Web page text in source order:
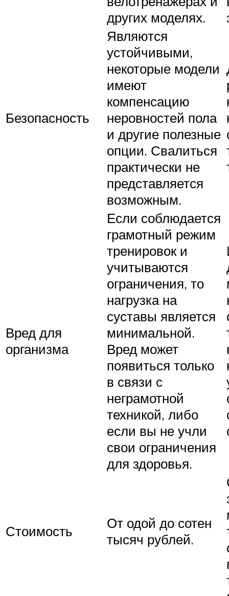
других моделях.
Безопасность
Являются
устойчивыми,
некоторые модели
имеют
компенсацию
неровностей пола
и другие полезные
опции. Свалиться
практически не
представляется
возможным.
Вред для
организма
Если соблюдается
грамотный режим
тренировок и
учитываются
ограничения, то
нагрузка на
суставы является
минимальной.
Вред может
появиться только
в связи с
неграмотной
техникой, либо
если вы не учли
свои ограничения
для здоровья.
Стоимость
От одой до сотен
тысяч рублей.